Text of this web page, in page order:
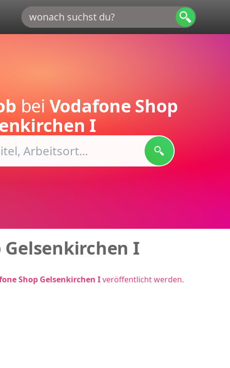
bei Vodafone Shop
I
Gelsenkirchen I
Shop Gelsenkirchen Iveröffentlicht werden.